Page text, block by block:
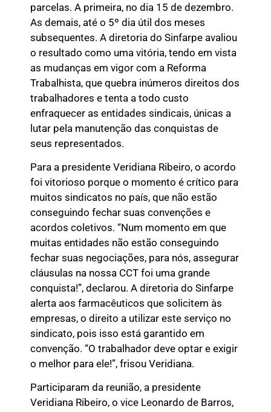
parcelas. A primeira, no dia 15 de dezembro.
As demais, até o 5º dia útil dos meses
subsequentes. A diretoria do Sinfarpe avaliou
o resultado como uma vitória, tendo em vista
as mudanças em vigor com a Reforma
Trabalhista, que quebra inúmeros direitos dos
trabalhadores e tenta a todo custo
enfraquecer as entidades sindicais, únicas a
lutar pela manutenção das conquistas de
seus representados.
Para a presidente Veridiana Ribeiro, o acordo
foi vitorioso porque o momento é crítico para
muitos sindicatos no país, que não estão
conseguindo fechar suas convenções e
acordos coletivos. “Num momento em que
muitas entidades não estão conseguindo
fechar suas negociações, para nós, assegurar
cláusulas na nossa CCT foi uma grande
conquista!”, declarou. A diretoria do Sinfarpe
alerta aos farmacêuticos que solicitem às
empresas, o direito a utilizar este serviço no
sindicato, pois isso está garantido em
convenção. “O trabalhador deve optar e exigir
o melhor para ele!”, frisou Veridiana.
Participaram da reunião, a presidente
Veridiana Ribeiro, o vice Leonardo de Barros,